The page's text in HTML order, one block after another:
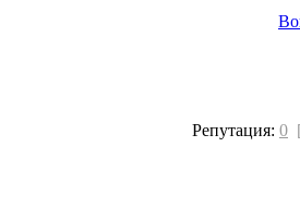
Репутация: 0